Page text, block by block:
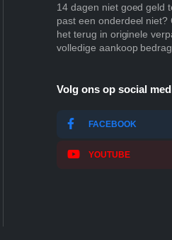
14 dagen niet goed geld
past een onderdeel
het terug in originele
volledige aankoop bedrag
Volg ons op social
FACEBOOK
YOUTUBE